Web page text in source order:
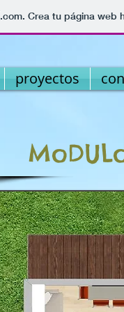
.com. Crea tu página web
proyectos